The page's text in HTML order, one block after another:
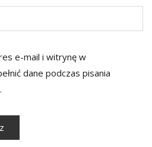
e-mail i witrynę w
dane podczas pisania